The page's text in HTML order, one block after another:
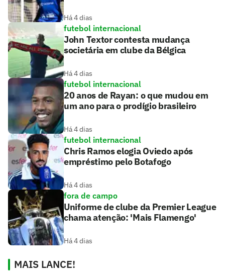
Há 4 dias
futebol internacional
John Textor contesta mudança
societária em clube da Bélgica
Há 4 dias
futebol internacional
20 anos de Rayan: o que mudou em
um ano para o prodígio brasileiro
Há 4 dias
futebol internacional
Chris Ramos elogia Oviedo após
empréstimo pelo Botafogo
Há 4 dias
fora de campo
Uniforme de clube da Premier League
chama atenção: 'Mais Flamengo'
Há 4 dias
MAIS LANCE!